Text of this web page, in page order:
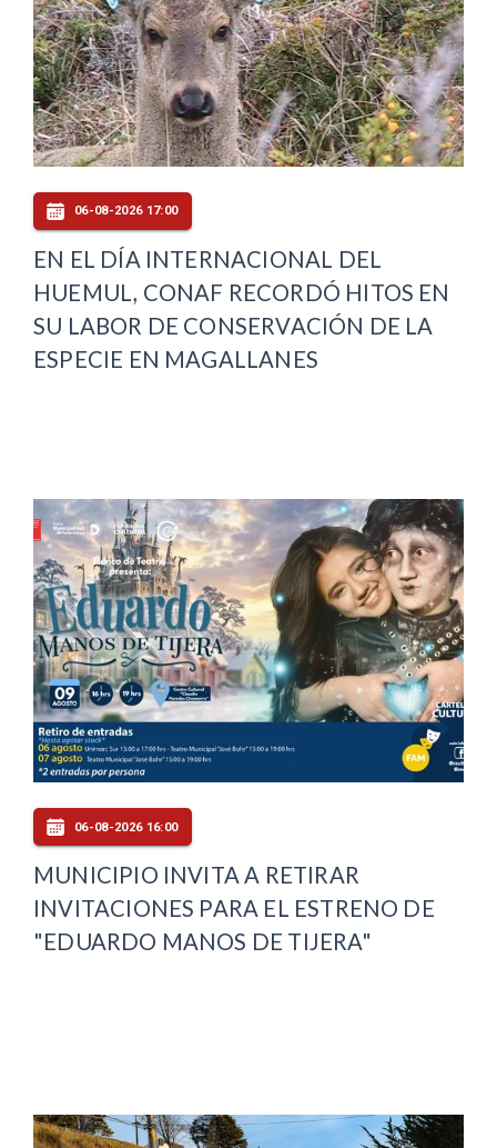
06-08-2026 17:00
EN EL DÍA INTERNACIONAL DEL
HUEMUL, CONAF RECORDÓ HITOS EN
SU LABOR DE CONSERVACIÓN DE LA
ESPECIE EN MAGALLANES
06-08-2026 16:00
MUNICIPIO INVITA A RETIRAR
INVITACIONES PARA EL ESTRENO DE
"EDUARDO MANOS DE TIJERA"